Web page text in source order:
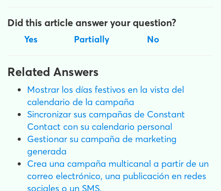
Did this article answer your question?
Yes Partially No
Related Answers
Mostrar los días festivos en la vista del
calendario de la campaña
Sincronizar sus campañas de Constant
Contact con su calendario personal
Gestionar su campaña de marketing
generada
Crea una campaña multicanal a partir de un
correo electrónico, una publicación en redes
sociales o un SMS.